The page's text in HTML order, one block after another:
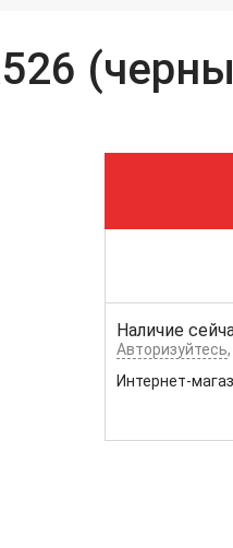
Наличие
Авторизуйтесь
Интернет-